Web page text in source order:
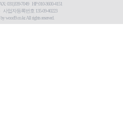
031)339-7049 HP:010-3600-4151
업자등록번호 135-09-40223
wood9.co.kr. All rights reserved.